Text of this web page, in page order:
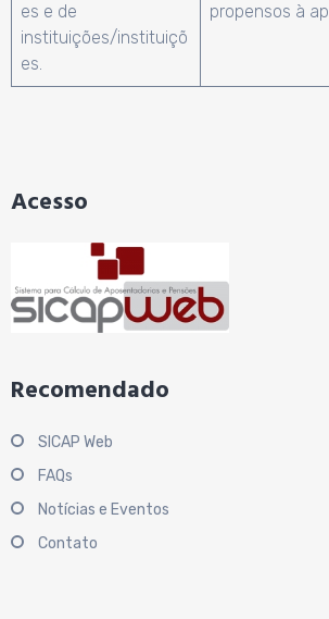
es e de
instituições/instituiçõ
es.
propensos à
Acesso
Recomendado
SICAP Web
FAQs
Notícias e Eventos
Contato